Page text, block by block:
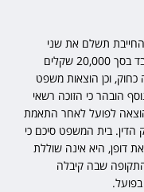
תשלם את שני
השיקים הראשונים בלבד בסך 20,000 שקלים
וכן הוצאות משפט
בנוסף הובהר כי הזוכה רשאי
לפועל לאחר התאמת
בית המשפט סיכם כי
דופן, היא אינה שוללת
שבה קיבלה